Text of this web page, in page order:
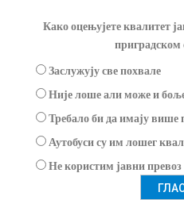
Како оцењујете квалитет
приградском
Заслужују све похвале
Није лоше али може и
Требало би да имају више
Аутобуси су им лошег
Не користим јавни превоз